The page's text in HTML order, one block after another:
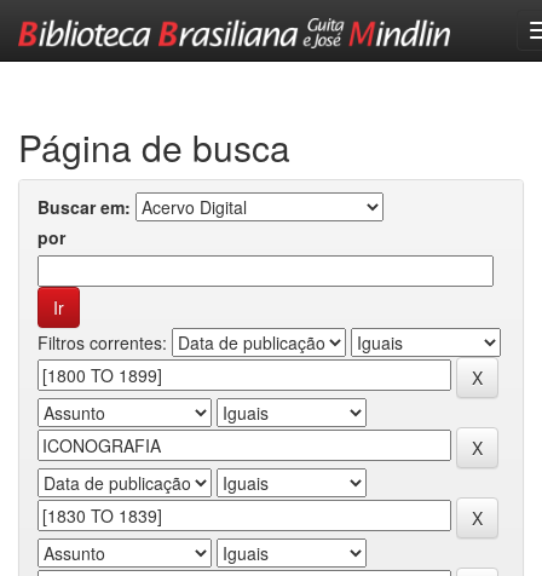
Página de busca
Buscar em:
por
Filtros correntes: